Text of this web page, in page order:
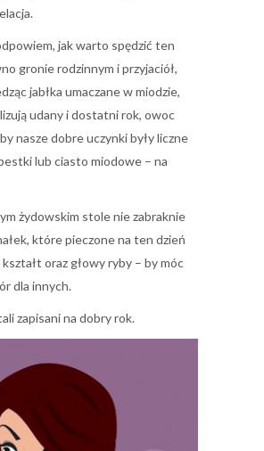
jak warto spędzić ten
gronie rodzinnym i przyjaciół,
jabłka umaczane w miodzie,
udany i dostatni rok, owoc
nasze dobre uczynki były liczne
lub ciasto miodowe – na
żydowskim stole nie zabraknie
które pieczone na ten dzień
kształt oraz głowy ryby – by móc
dla innych.
zapisani na dobry rok.